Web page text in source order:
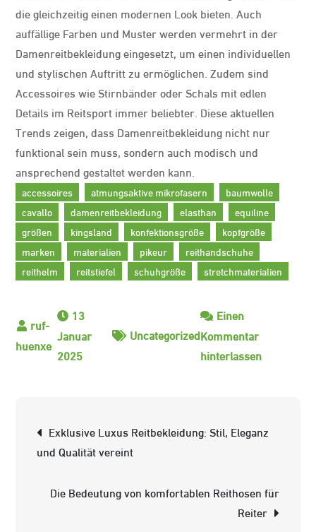
die gleichzeitig einen modernen Look bieten. Auch
auffällige Farben und Muster werden vermehrt in der
Damenreitbekleidung eingesetzt, um einen individuellen
und stylischen Auftritt zu ermöglichen. Zudem sind
Accessoires wie Stirnbänder oder Schals mit edlen
Details im Reitsport immer beliebter. Diese aktuellen
Trends zeigen, dass Damenreitbekleidung nicht nur
funktional sein muss, sondern auch modisch und
ansprechend gestaltet werden kann.
accessoires atmungsaktive mikrofasern
baumwolle
cavallo
damenreitbekleidung elasthan
equiline
größen
kingsland konfektionsgröße
kopfgröße
marken
materialien pikeur
reithandschuhe
reithelm
reitstiefel schuhgröße stretchmaterialien
13
Januar
2025
Uncategorized
Einen
Kommentar
hinterlassenzu
Navigation
Exklusive Luxus Reitbekleidung: Stil, Eleganz
und Qualität vereint
Die Bedeutung von komfortablen Reithosen für
Reiter